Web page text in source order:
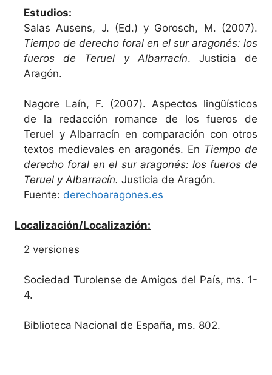
Estudios:
Salas Ausens, J. (Ed.) y Gorosch, M. (2007).
Tiempo de derecho foral en el sur aragonés: los
fueros de Teruel y Albarracín. Justicia de
Aragón.
Nagore Laín, F. (2007). Aspectos lingüísticos
de la redacción romance de los fueros de
Teruel y Albarracín en comparación con otros
textos medievales en aragonés. En Tiempo de
derecho foral en el sur aragonés: los fueros de
Teruel y Albarracín. Justicia de Aragón.
Fuente: derechoaragones.es
Localización/Localizazión:
2 versiones
Sociedad Turolense de Amigos del País, ms. 1-
4.
Biblioteca Nacional de España, ms. 802.